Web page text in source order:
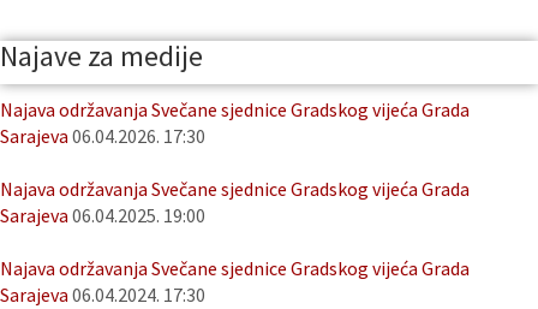
Najave za medije
Najava održavanja Svečane sjednice Gradskog vijeća Grada
Sarajeva 06.04.2026. 17:30
Najava održavanja Svečane sjednice Gradskog vijeća Grada
Sarajeva 06.04.2025. 19:00
Najava održavanja Svečane sjednice Gradskog vijeća Grada
Sarajeva 06.04.2024. 17:30